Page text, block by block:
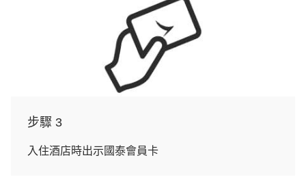
步驟 3
入住酒店時出示國泰會員卡